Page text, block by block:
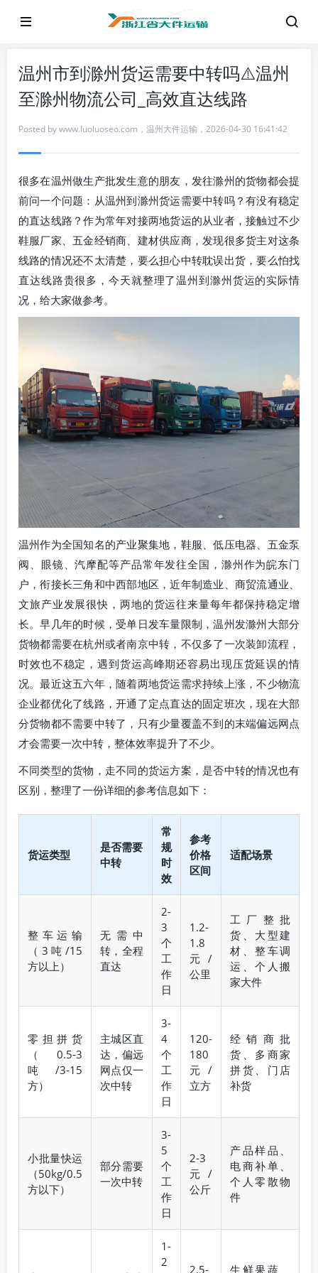
温州市到滁州货运需要中转吗⚠️温州
至滁州物流公司_高效直达线路
Posted bywww.luoluoseo.com ， 温州大件运输 ， 2026-04-30 16:41:42
很多在温州做生产批发生意的朋友，发往滁州的货物都会提
前问一个问题：从温州到滁州货运需要中转吗？有没有稳定
的直达线路？作为常年对接两地货运的从业者，接触过不少
鞋服厂家、五金经销商、建材供应商，发现很多货主对这条
线路的情况还不太清楚，要么担心中转耽误出货，要么怕找
直达线路贵很多，今天就整理了温州到滁州货运的实际情
况，给大家做参考。
温州作为全国知名的产业聚集地，鞋服、低压电器、五金泵
阀、眼镜、汽摩配等产品常年发往全国，滁州作为皖东门
户，衔接长三角和中西部地区，近年制造业、商贸流通业、
文旅产业发展很快，两地的货运往来量每年都保持稳定增
长。早几年的时候，受单日发车量限制，温州发滁州大部分
货物都需要在杭州或者南京中转，不仅多了一次装卸流程，
时效也不稳定，遇到货运高峰期还容易出现压货延误的情
况。最近这五六年，随着两地货运需求持续上涨，不少物流
企业都优化了线路，开通了定点直达的固定班次，现在大部
分货物都不需要中转了，只有少量覆盖不到的末端偏远网点
才会需要一次中转，整体效率提升了不少。
不同类型的货物，走不同的货运方案，是否中转的情况也有
区别，整理了一份详细的参考信息如下：
货运类型
是否需要
中转
常
规
时
效
参考
价格
区间
适配场景
整车运输
（3吨/15
方以上）
无需中
转，全程
直达
2-
3
个
工
作
日
1.2-
1.8
元/
公里
工厂整批
货、大型建
材、整车调
运、个人搬
家大件
零担拼货
（0.5-3
吨/3-15
方）
主城区直
达，偏远
网点仅一
次中转
3-
4
个
工
作
日
120-
180
元/
立方
经销商批
货、多商家
拼货、门店
补货
小批量快运
（50kg/0.5
方以下）
部分需要
一次中转
3-
5
个
工
作
日
2-3
元/
公斤
产品样品、
电商补单、
个人零散物
件
1-
2
2.5- 生鲜果蔬、